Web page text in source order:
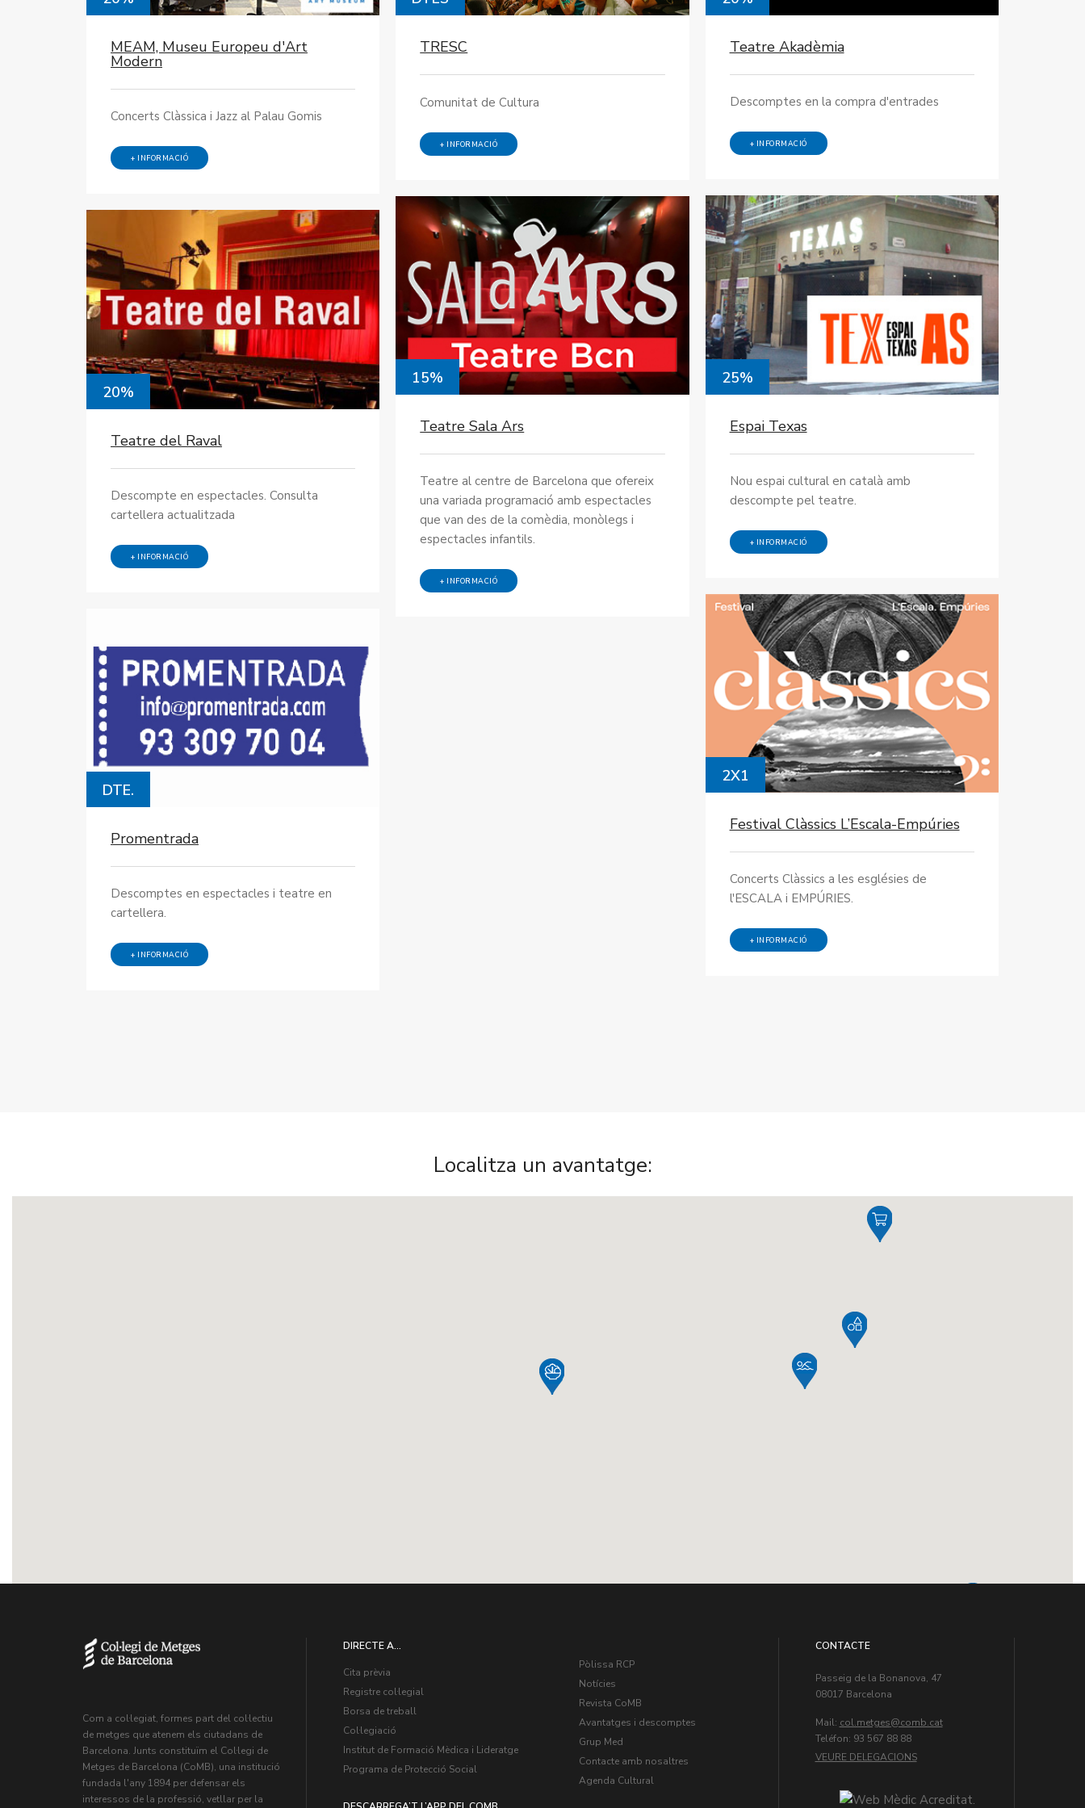
MEAM, Museu Europeu d'Art
Modern
Concerts Clàssica i Jazz al Palau Gomis
+ INFORMACIÓ
TRESC
Comunitat de Cultura
+ INFORMACIÓ
Teatre Akadèmia
Descomptes en la compra d'entrades
+ INFORMACIÓ
25%
Espai Texas
Nou espai cultural en català amb
descompte pel teatre.
+ INFORMACIÓ
15%
Teatre Sala Ars
Teatre al centre de Barcelona que ofereix
una variada programació amb espectacles
que van des de la comèdia, monòlegs i
espectacles infantils.
+ INFORMACIÓ
20%
Teatre del Raval
Descompte en espectacles. Consulta
cartellera actualitzada
+ INFORMACIÓ
2X1
Festival Clàssics L’Escala-Empúries
Concerts Clàssics a les esglésies de
l'ESCALA i EMPÚRIES.
+ INFORMACIÓ
DTE.
Promentrada
Descomptes en espectacles i teatre en
cartellera.
+ INFORMACIÓ
Localitza un avantatge:
Com a col·legiat, formes part del col·lectiu
de metges que atenem els ciutadans de
Barcelona. Junts constituïm el Col·legi de
Metges de Barcelona (CoMB), una institució
fundada l'any 1894 per defensar els
interessos de la professió, vetllar per la
DIRECTE A...
Cita prèvia
Registre col·legial
Borsa de treball
Col·legiació
Institut de Formació Mèdica i Lideratge
Programa de Protecció Social
Pòlissa RCP
Notícies
Revista CoMB
Avantatges i descomptes
Grup Med
Contacte amb nosaltres
Agenda Cultural
CONTACTE
Passeig de la Bonanova, 47
08017 Barcelona
Mail: col.metges
Teléfon: 93 567 88 88
VEURE DELEGACIONS